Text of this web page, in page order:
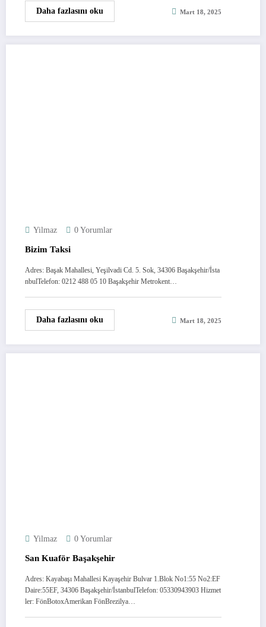
Daha fazlasını oku Mart 18, 2025
Yilmaz 0 Yorumlar
Bizim Taksi
Adres: Başak Mahallesi, Yeşilvadi Cd. 5. Sok, 34306 Başakşehir/İsta
nbulTelefon: 0212 488 05 10 Başakşehir Metrokent…
Daha fazlasını oku Mart 18, 2025
Yilmaz 0 Yorumlar
San Kuaför Başakşehir
Adres: Kayabaşı Mahallesi Kayaşehir Bulvar 1.Blok No1:55 No2:EF
Daire:55EF, 34306 Başakşehir/İstanbulTelefon: 05330943903 Hizmet
ler: FönBotoxAmerikan FönBrezilya…